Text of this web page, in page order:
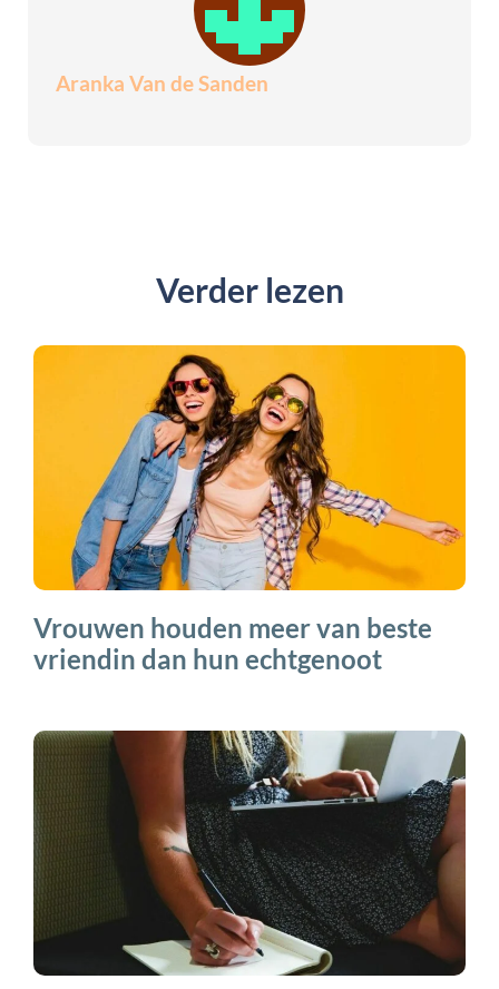
Aranka Van de Sanden
Verder lezen
Vrouwen houden meer van beste
vriendin dan hun echtgenoot